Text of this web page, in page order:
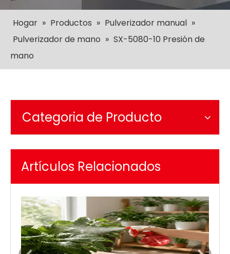
Hogar » Productos » Pulverizador manual »
Pulverizador de mano » SX-5080-10 Presión de
mano
Categoria de Producto
Artículos Relacionados